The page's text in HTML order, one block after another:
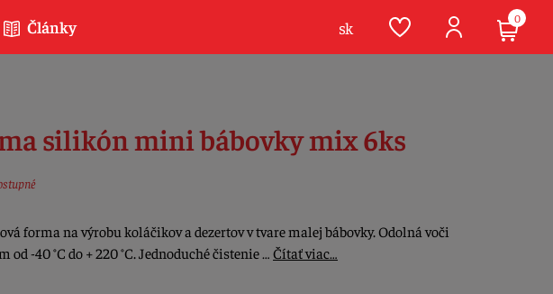
silikón mini bábovky mix 6ks
forma na výrobu koláčikov a dezertov v tvare malej bábovky. Odolná voči
od -40 °C do + 220 °C. Jednoduché čistenie …Čítať viac…
Články sk 0